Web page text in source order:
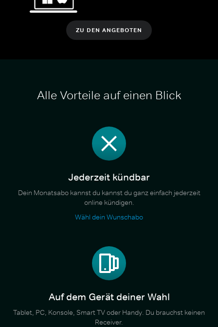
ZU DEN ANGEBOTEN
Alle Vorteile auf einen Blick
Jederzeit kündbar
Dein Monatsabo kannst du kannst du ganz einfach jederzeit
online kündigen.
Wähl dein Wunschabo
Auf dem Gerät deiner Wahl
Tablet, PC, Konsole, Smart TV oder Handy. Du brauchst keinen
Receiver.